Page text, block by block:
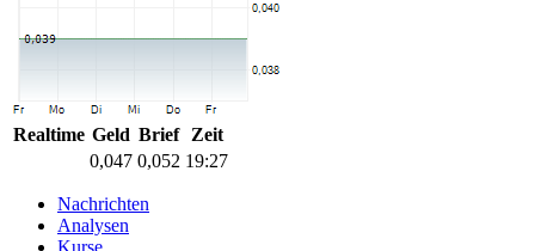
Realtime Geld Brief
Zeit
0,047 0,052 19:27
Nachrichten
Analysen
Kurse